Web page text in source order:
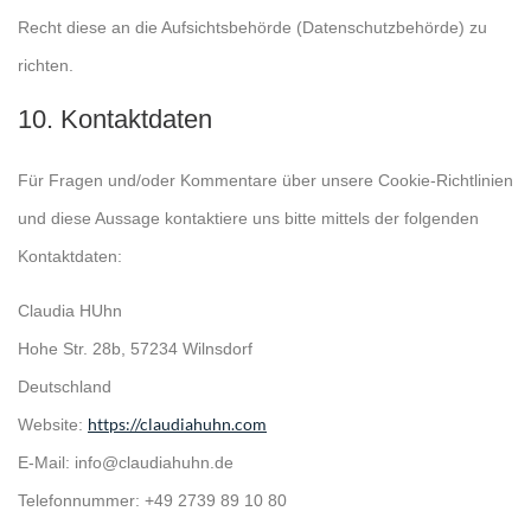
Recht diese an die Aufsichtsbehörde (Datenschutzbehörde) zu
richten.
10. Kontaktdaten
Für Fragen und/oder Kommentare über unsere Cookie-Richtlinien
und diese Aussage kontaktiere uns bitte mittels der folgenden
Kontaktdaten:
Claudia HUhn
Hohe Str. 28b, 57234 Wilnsdorf
Deutschland
Website: https://claudiahuhn.com
E-Mail: info@claudiahuhn.de
Telefonnummer: +49 2739 89 10 80